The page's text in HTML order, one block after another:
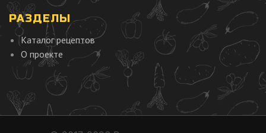
РАЗДЕЛЫ
Каталог рецептов
О проекте